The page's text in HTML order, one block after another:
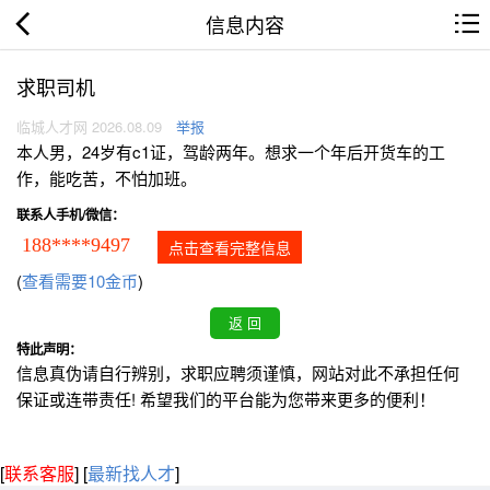
信息内容
求职司机
临城人才网 2026.08.09 举报
本人男，24岁有c1证，驾龄两年。想求一个年后开货车的工
作，能吃苦，不怕加班。
联系人手机/微信：
188****9497 点击查看完整信息
(查看需要10金币)
特此声明：
信息真伪请自行辨别，求职应聘须谨慎，网站对此不承担任何
保证或连带责任! 希望我们的平台能为您带来更多的便利！
[联系客服] [最新找人才]